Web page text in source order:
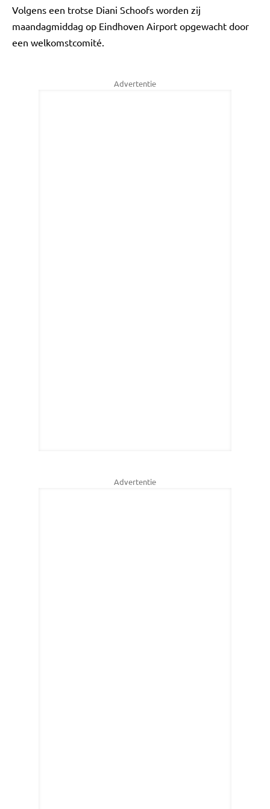
Volgens een trotse Diani Schoofs worden zij
maandagmiddag op Eindhoven Airport opgewacht door
een welkomstcomité.
Advertentie
Advertentie